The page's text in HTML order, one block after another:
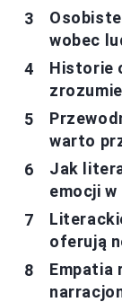
wobec
Historie
warto
Jak
emocji
oferują
Empatia